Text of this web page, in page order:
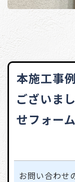
本施工事
ございま
せフォー
お問い合わせ